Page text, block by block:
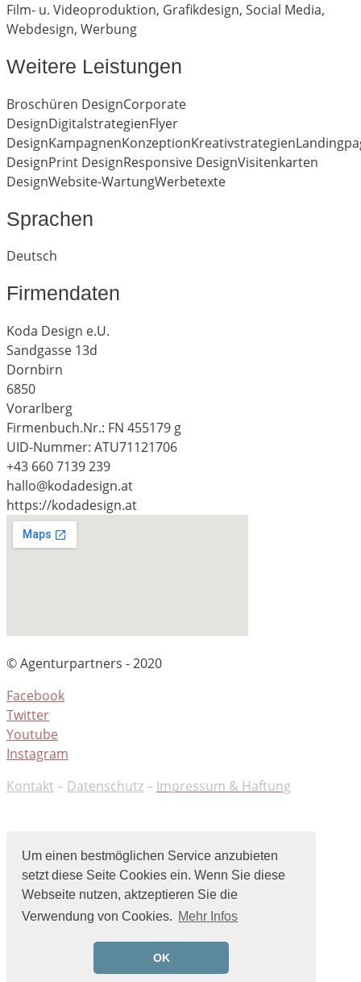
Um einen bestmöglichen Service anzubieten
setzt diese Seite Cookies ein. Wenn Sie diese
Webseite nutzen, aktzeptieren Sie die
Verwendung von Cookies. Mehr Infos
OK
Film- u. Videoproduktion, Grafikdesign, Social Media,
Webdesign, Werbung
Weitere Leistungen
Broschüren DesignCorporate
DesignDigitalstrategienFlyer
DesignKampagnenKonzeptionKreativstrategien
DesignPrint DesignResponsive DesignVisitenkarten
DesignWebsite-WartungWerbetexte
Sprachen
Deutsch
Firmendaten
Koda Design e.U.
Sandgasse 13d
Dornbirn
6850
Vorarlberg
Firmenbuch.Nr.: FN 455179 g
UID-Nummer: ATU71121706
+43 660 7139 239
hallo@kodadesign.at
https://kodadesign.at
© Agenturpartners - 2020
Facebook
Twitter
Youtube
Instagram
Kontakt – Datenschutz – Impressum & Haftung